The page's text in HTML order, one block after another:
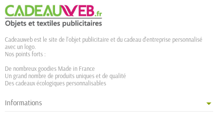
Cadeauweb est le site de l'objet publicitaire et du cadeau d'entreprise personnalisé
avec un logo.
Nos points forts :
De nombreux goodies Made in France
Un grand nombre de produits uniques et de qualité
Des cadeaux écologiques personnalisables
Informations